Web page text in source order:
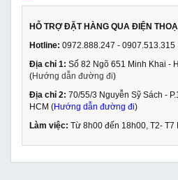
HỖ TRỢ ĐẶT HÀNG QUA ĐIỆN
Hotline: 0972.888.247 - 0907.513.315
Địa chỉ 1: Số 82 Ngõ 651 Minh Khai -
(Hướng dẫn đường đi)
Địa chỉ 2: 70/55/3 Nguyễn Sỹ Sách -
HCM (Hướng dẫn đường đi)
Làm việc: Từ 8h00 đến 18h00, T2- T7